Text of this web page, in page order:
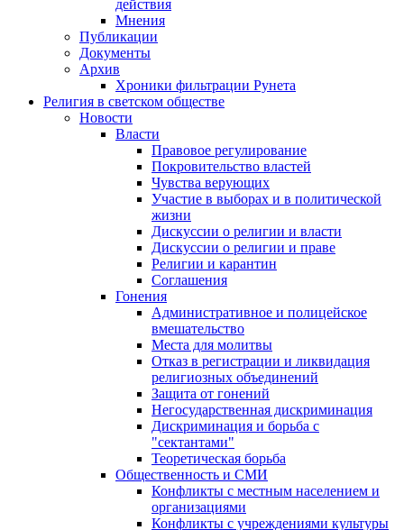
действия
Мнения
Публикации
Документы
Архив
Хроники фильтрации Рунета
Религия в светском обществе
Новости
Власти
Правовое регулирование
Покровительство властей
Чувства верующих
Участие в выборах и в политической
жизни
Дискуссии о религии и власти
Дискуссии о религии и праве
Религии и карантин
Соглашения
Гонения
Административное и полицейское
вмешательство
Места для молитвы
Отказ в регистрации и ликвидация
религиозных объединений
Защита от гонений
Негосударственная дискриминация
Дискриминация и борьба с
"сектантами"
Теоретическая борьба
Общественность и СМИ
Конфликты с местным населением и
организациями
Конфликты с учреждениями культуры